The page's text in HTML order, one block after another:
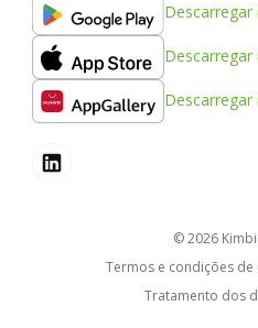
Descarregar
Descarregar
Descarregar
© 2026
Termos e condições
Tratamento dos